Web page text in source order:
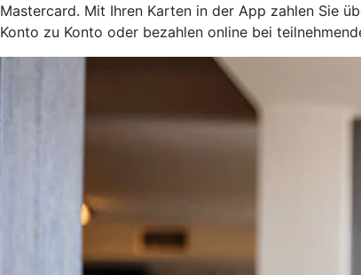
Mastercard. Mit Ihren Karten in der App zahlen Sie
Konto zu Konto oder bezahlen online bei